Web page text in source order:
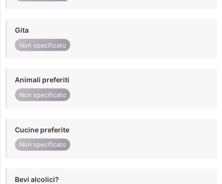
Gita
Non specificato
Animali preferiti
Non specificato
Cucine preferite
Non specificato
Bevi alcolici?